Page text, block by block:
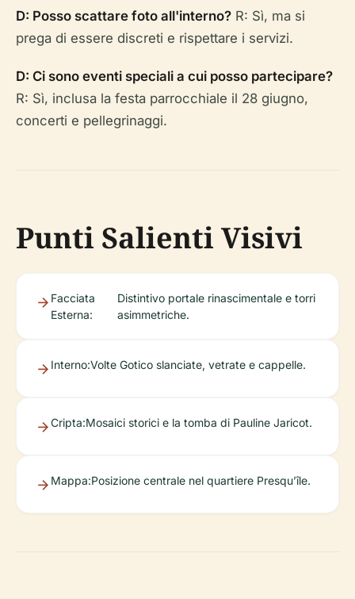
D: Posso scattare foto all'interno? R: Sì, ma si
prega di essere discreti e rispettare i servizi.
D: Ci sono eventi speciali a cui posso partecipare?
R: Sì, inclusa la festa parrocchiale il 28 giugno,
concerti e pellegrinaggi.
Punti Salienti Visivi
Facciata
Esterna:
Distintivo portale rinascimentale e torri
asimmetriche.
Interno:Volte Gotico slanciate, vetrate e cappelle.
Cripta:Mosaici storici e la tomba di Pauline Jaricot.
Mappa:Posizione centrale nel quartiere Presqu’île.